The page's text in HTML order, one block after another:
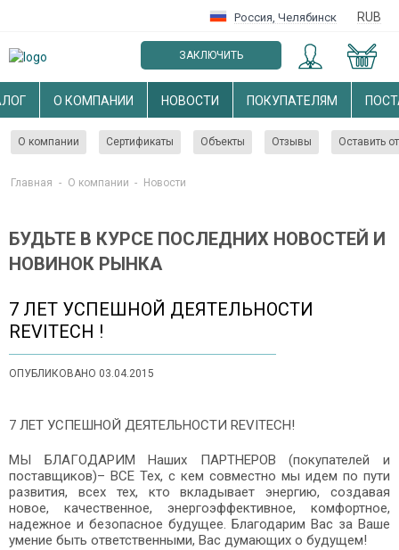
Россия, Челябинск RUB
ЗАКЛЮЧИТЬ
ОПТОВЫЙ ДОГОВОР
О КОМПАНИИ НОВОСТИ ПОКУПАТЕЛЯМ
О компании Сертификаты Объекты Отзывы Оставить
Главная - О компании - Новости
БУДЬТЕ В КУРСЕ ПОСЛЕДНИХ НОВОСТЕЙ И
НОВИНОК РЫНКА
7 ЛЕТ УСПЕШНОЙ ДЕЯТЕЛЬНОСТИ
REVITECH !
ОПУБЛИКОВАНО 03.04.2015
7 ЛЕТ УСПЕШНОЙ ДЕЯТЕЛЬНОСТИ REVITECH!
МЫ БЛАГОДАРИМ Наших ПАРТНЕРОВ (покупателей и
поставщиков)– ВСЕ Тех, с кем совместно мы идем по пути
развития, всех тех, кто вкладывает энергию, создавая
новое, качественное, энергоэффективное, комфортное,
надежное и безопасное будущее. Благодарим Вас за Ваше
умение быть ответственными, Вас думающих о будущем!